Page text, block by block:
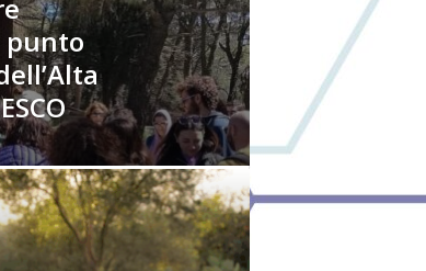
punto